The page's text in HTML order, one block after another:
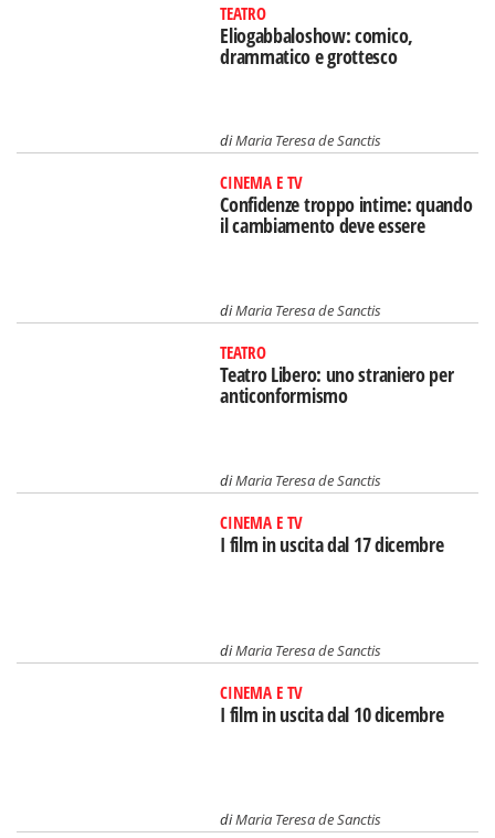
TEATRO
Eliogabbaloshow: comico,
drammatico e grottesco
diMaria Teresa de Sanctis
CINEMA E TV
Confidenze troppo intime: quando
il cambiamento deve essere
diMaria Teresa de Sanctis
TEATRO
Teatro Libero: uno straniero per
anticonformismo
diMaria Teresa de Sanctis
CINEMA E TV
I film in uscita dal 17 dicembre
diMaria Teresa de Sanctis
CINEMA E TV
I film in uscita dal 10 dicembre
diMaria Teresa de Sanctis